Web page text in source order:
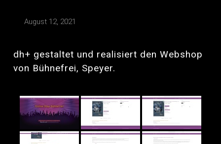
August 12, 2021
dh+ gestaltet und realisiert den Webshop
von Bühnefrei, Speyer.